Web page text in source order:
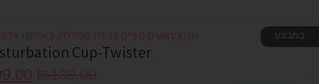
במבצע
Cup-Twister